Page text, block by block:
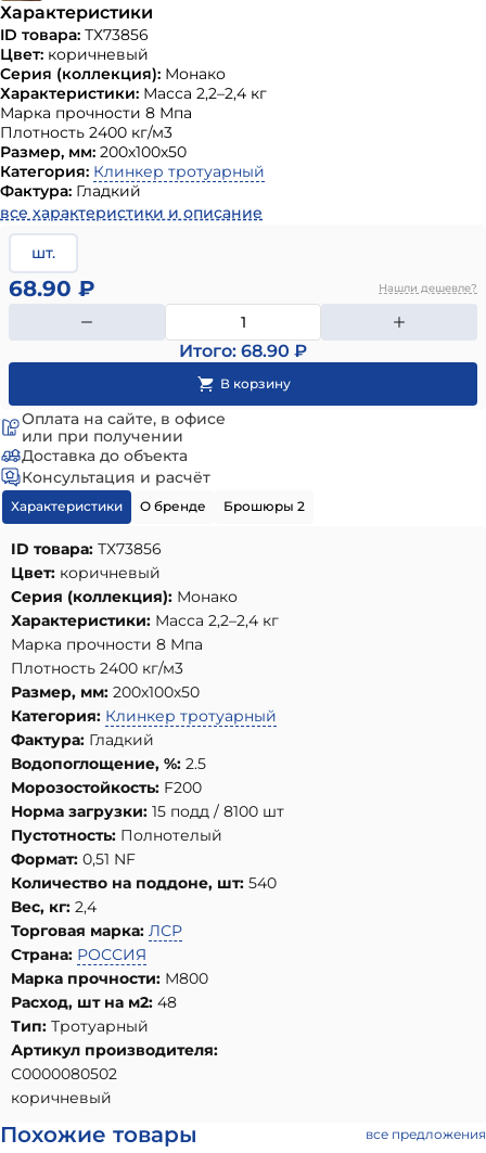
Характеристики
ID товара: ТХ73856
Цвет: коричневый
Серия (коллекция): Монако
Характеристики: Масса 2,2–2,4 кг
Марка прочности 8 Мпа
Плотность 2400 кг/м3
Размер, мм: 200х100х50
Категория: Клинкер тротуарный
Фактура: Гладкий
все характеристики и описание
шт.
68.90 ₽ Нашли дешевле?
Итого: 68.90 ₽
Оплата на сайте, в офисе
или при получении
Доставка до объекта
Консультация и расчёт
Характеристики О бренде Брошюры 2
ID товара: ТХ73856
Цвет: коричневый
Серия (коллекция): Монако
Характеристики: Масса 2,2–2,4 кг
Марка прочности 8 Мпа
Плотность 2400 кг/м3
Размер, мм: 200х100х50
Категория: Клинкер тротуарный
Фактура: Гладкий
Водопоглощение, %: 2.5
Морозостойкость: F200
Норма загрузки: 15 подд / 8100 шт
Пустотность: Полнотелый
Формат: 0,51 NF
Количество на поддоне, шт: 540
Вес, кг: 2,4
Торговая марка: ЛСР
Страна: РОССИЯ
Марка прочности: М800
Расход, шт на м2: 48
Тип: Тротуарный
Артикул производителя:
С0000080502
коричневый
Похожие товары все предложения